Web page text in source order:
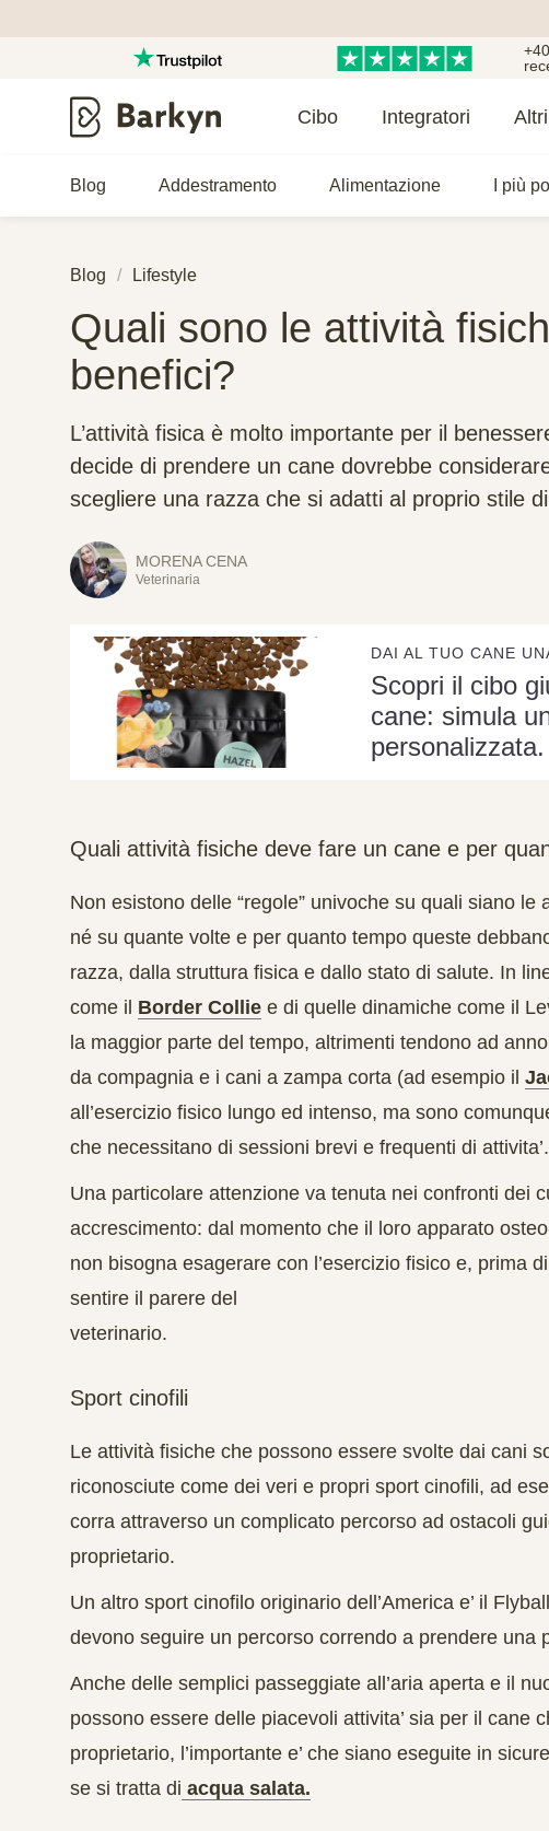
Cibo Integratori
Blog Addestramento Alimentazione I più
Blog Lifestyle
Quali sono le attività
benefici?
L’attività fisica è molto importante per il
decide di prendere un cane dovrebbe
scegliere una razza che si adatti al proprio stile
MORENA CENA
Veterinaria
DAI AL TUO CANE
Scopri il cibo
cane: simula
personalizzata.
Quali attività fisiche deve fare un cane e per
Non esistono delle “regole” univoche su quali siano
né su quante volte e per quanto tempo queste
razza, dalla struttura fisica e dallo stato di salute. In
come il Border Collie e di quelle dinamiche come il
la maggior parte del tempo, altrimenti tendono ad
da compagnia e i cani a zampa corta (ad esempio il
all’esercizio fisico lungo ed intenso, ma sono
che necessitano di sessioni brevi e frequenti di attivita’.
Una particolare attenzione va tenuta nei confronti dei
accrescimento: dal momento che il loro apparato
non bisogna esagerare con l’esercizio fisico e, prima
sentire il parere del
veterinario.
Sport cinofili
Le attività fisiche che possono essere svolte dai cani
riconosciute come dei veri e propri sport cinofili, ad
corra attraverso un complicato percorso ad ostacoli
proprietario.
Un altro sport cinofilo originario dell’America e’ il Flyball
devono seguire un percorso correndo a prendere una
Anche delle semplici passeggiate all’aria aperta e il
possono essere delle piacevoli attivita’ sia per il cane
proprietario, l’importante e’ che siano eseguite in
se si tratta di acqua salata.